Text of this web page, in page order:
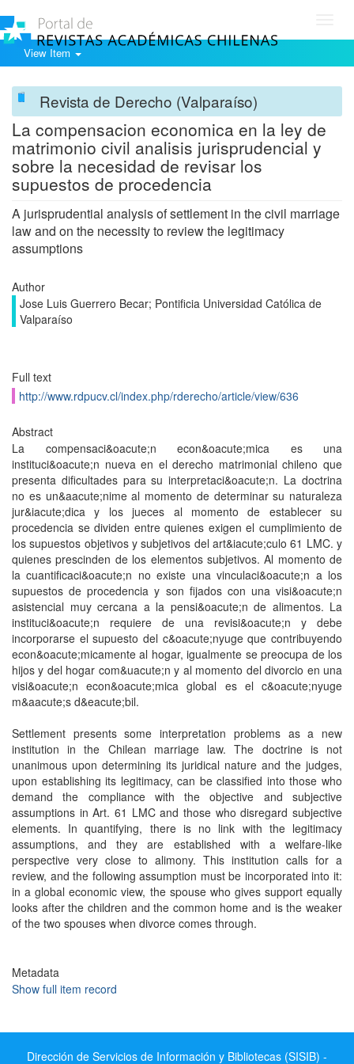
View Item
Revista de Derecho (Valparaíso)
La compensacion economica en la ley de
matrimonio civil analisis jurisprudencial y
sobre la necesidad de revisar los
supuestos de procedencia
A jurisprudential analysis of settlement in the civil marriage
law and on the necessity to review the legitimacy
assumptions
Author
Jose Luis Guerrero Becar; Pontificia Universidad Católica de
Valparaíso
Full text
http://www.rdpucv.cl/index.php/rderecho/article/view/636
Abstract
La compensaci&oacute;n econ&oacute;mica es una
instituci&oacute;n nueva en el derecho matrimonial chileno que
presenta dificultades para su interpretaci&oacute;n. La doctrina
no es un&aacute;nime al momento de determinar su naturaleza
jur&iacute;dica y los jueces al momento de establecer su
procedencia se dividen entre quienes exigen el cumplimiento de
los supuestos objetivos y subjetivos del art&iacute;culo 61 LMC. y
quienes prescinden de los elementos subjetivos. Al momento de
la cuantificaci&oacute;n no existe una vinculaci&oacute;n a los
supuestos de procedencia y son fijados con una visi&oacute;n
asistencial muy cercana a la pensi&oacute;n de alimentos. La
instituci&oacute;n requiere de una revisi&oacute;n y debe
incorporarse el supuesto del c&oacute;nyuge que contribuyendo
econ&oacute;micamente al hogar, igualmente se preocupa de los
hijos y del hogar com&uacute;n y al momento del divorcio en una
visi&oacute;n econ&oacute;mica global es el c&oacute;nyuge
m&aacute;s d&eacute;bil.
Settlement presents some interpretation problems as a new
institution in the Chilean marriage law. The doctrine is not
unanimous upon determining its juridical nature and the judges,
upon establishing its legitimacy, can be classified into those who
demand the compliance with the objective and subjective
assumptions in Art. 61 LMC and those who disregard subjective
elements. In quantifying, there is no link with the legitimacy
assumptions, and they are established with a welfare-like
perspective very close to alimony. This institution calls for a
review, and the following assumption must be incorporated into it:
in a global economic view, the spouse who gives support equally
looks after the children and the common home and is the weaker
of the two spouses when divorce comes through.
Metadata
Show full item record
Dirección de Servicios de Información y Bibliotecas (SISIB) -